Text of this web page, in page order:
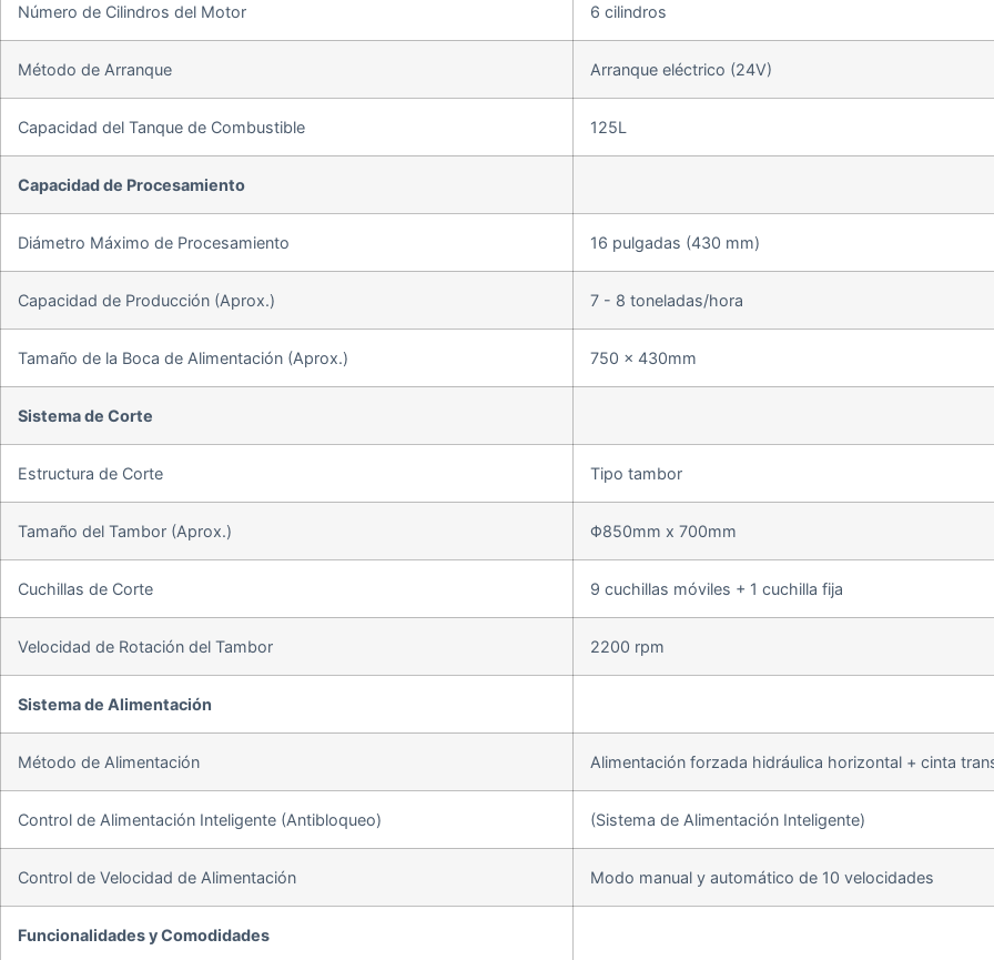
Número de Cilindros del Motor 6 cilindros
Método de Arranque Arranque eléctrico (24V)
Capacidad del Tanque de Combustible 125L
Capacidad de Procesamiento
Diámetro Máximo de Procesamiento 16 pulgadas (430 mm)
Capacidad de Producción (Aprox.) 7 - 8 toneladas/hora
Tamaño de la Boca de Alimentación (Aprox.) 750 x 430mm
Sistema de Corte
Estructura de Corte Tipo tambor
Tamaño del Tambor (Aprox.) Φ850mm x 700mm
Cuchillas de Corte 9 cuchillas móviles + 1 cuchilla fija
Velocidad de Rotación del Tambor 2200 rpm
Sistema de Alimentación
Método de Alimentación Alimentación forzada hidráulica horizontal + cinta
Control de Alimentación Inteligente (Antibloqueo) (Sistema de Alimentación Inteligente)
Control de Velocidad de Alimentación Modo manual y automático de 10 velocidades
Funcionalidades y Comodidades